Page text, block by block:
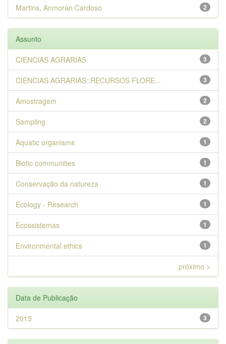
2
Martins, Anmoran Cardoso
Assunto
3
CIENCIAS AGRARIAS
3
CIENCIAS AGRARIAS::RECURSOS FLORE...
2
Amostragem
2
Sampling
1
Aquatic organisms
1
Biotic communities
1
Conservação da natureza
1
Ecology - Research
1
Ecossistemas
1
Environmental ethics
próximo >
Data de Publicação
3
2015